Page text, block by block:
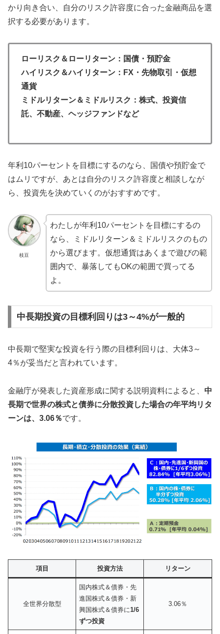
かり向き合い、自分のリスク許容度に合った金融商品を選
択する必要があります。
ローリスク＆ローリターン：国債・預貯金
ハイリスク＆ハイリターン：FX・先物取引・仮想
通貨
ミドルリターン＆ミドルリスク：株式、投資信
託、不動産、ヘッジファンドなど
年利10パーセントを目標にするのなら、国債や預貯金で
はムリですが、あとは自分のリスク許容度と相談しなが
ら、投資先を決めていくのがおすすめです。
枝豆
わたしが年利10パーセントを目標にするの
なら、ミドルリターン＆ミドルリスクのもの
から選びます。仮想通貨はあくまで遊びの範
囲内で、暴落してもOKの範囲で買ってる
よ。
中長期投資の目標利回りは3～4%が一般的
中長期で堅実な投資を行う際の目標利回りは、大体3～
4％が妥当だと言われています。
金融庁が発表した資産形成に関する説明資料によると、 中
長期で世界の株式と債券に分散投資した場合の年平均リタ
ーンは、3.06％です。
項目 投資方法 リターン
全世界分散型
国内株式＆債券・先
進国株式＆債券・新
興国株式＆債券に 1/6
ずつ投資
3.06％